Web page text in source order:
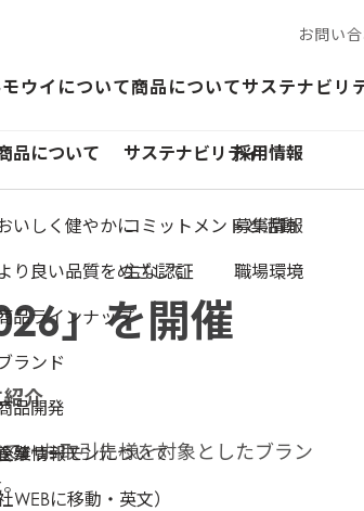
お問い
モウイについて
業情報
WEBに移動・英文）
商品について
品について
いしく健やかに
り良い品質をめざして
品ラインナップ
ランド
品開発
殖サーモンについて
サステナビリ
サステナビリティ
コミットメントと活動
主な認証
採用情報
募集情報
職場環境
」を開催
介
、お取引先様を対象としたブラン